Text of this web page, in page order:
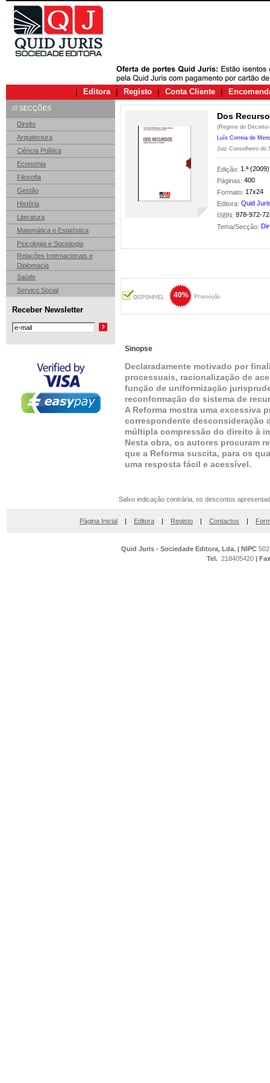
| Editora | Registo | Conta Cliente |
/// SECÇÕES
Direito
Arquitectura
Ciência Política
Economia
Filosofia
Gestão
História
Literatura
Matemática e Estatística
Psicologia e Sociologia
Relações Internacionais e
Diplomacia
Saúde
Serviço Social
Receber Newsletter
Dos
(Regime do
Luís Correia de
Juiz Conselheiro do
Edição: 1.ª (2009)
Páginas: 400
Formato: 17x24
Editora: Quid
ISBN: 978-972-
Tema/Secção:
40%
Sinopse
Declaradamente motivado por
processuais, racionalização de
função de uniformização
reconformação do sistema de
A Reforma mostra uma excessiva
correspondente desconsideração
múltipla compressão do direito à
Nesta obra, os autores procuram
que a Reforma suscita, para os
uma resposta fácil e acessível.
Salvo indicação contrária, os descontos
Página Inicial | Editora | Registo | Contactos |
Quid Juris - Sociedade Editora, Lda. | NIPC
Tel.218405420 | Fax